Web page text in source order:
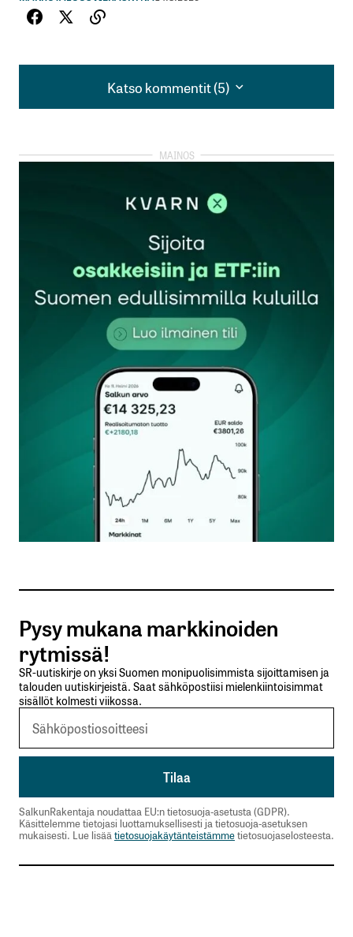
Katso kommentit (5)
Katso kommentit (5)
taustoista ja mitä tahoa hän edustaa. Ilmeisesti
Vastaa
Kirjoittajan tausta näkyy hänen profiilistaan
(klikkaa kirjoittajan nimeä). Eli kyseessä on
sijoituspalvelutalo Baillie Giffordin
sijoitusasiantuntija.
Juttu ei ole maksettu artikkeli. Maksetut
artikkelit merkitään kategorialla ”Kaupallinen
yhteistyö”. Lisäksi IR-ikkuna -palvelun
kaupallinen yhteistyö kerrotaan juttujen
Jorma Erkkilä
14.8.2025 at 17:38
Kiina on nyt yliääniohjusten mahtimaa näin
monella teknologian sektorilla Kiina rökittää ex-
ykkösen Yhdysvallat
Australian Strategic Policy Institute -ajatuspaja
hankkeessa. Kiina on saavuttanut ykkösaseman
näistä peräti 37 sektorilla. Yhdysvallat johtaa
rokotekehitys, kvanttitietokoneet sekä
avaruusalusten laukaisuteknologia.
Sektorin ykkösasemaan vaaditaan sekä kyky
kehittää uusia teknologioita että ylläpitää näihin
Pysy mukana markkinoiden
rytmissä!
SR-uutiskirje on yksi Suomen monipuolisimmista sijoittamisen ja
talouden uutiskirjeistä. Saat sähköpostiisi mielenkiintoisimmat
sisällöt kolmesti viikossa.
SalkunRakentaja noudattaa EU:n tietosuoja-asetusta (GDPR).
Käsittelemme tietojasi luottamuksellisesti ja tietosuoja-asetuksen
mukaisesti. Lue lisää tietosuojakäytänteistämmetietosuojaselosteesta.